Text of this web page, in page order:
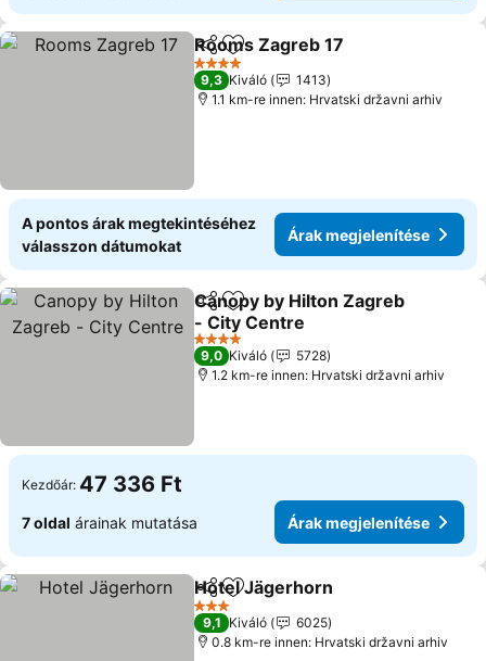
Megosztás
Hozzáadás a kedvencekhez
Rooms Zagreb 17
4 Kategória
9,3 Kiváló
1413
1.1 km-re innen: Hrvatski državni arhiv
A pontos árak megtekintéséhez
válasszon dátumokat
Árak megjelenítése
Megosztás
Hozzáadás a kedvencekhez
Canopy by Hilton Zagreb
- City Centre
4 Kategória
9,0 Kiváló
5728
1.2 km-re innen: Hrvatski državni arhiv
Kezdőár: 47 336 Ft
7 oldal árainak mutatása Árak megjelenítése
Megosztás
Hozzáadás a kedvencekhez
Hotel Jägerhorn
3 Kategória
9,1 Kiváló
6025
0.8 km-re innen: Hrvatski državni arhiv